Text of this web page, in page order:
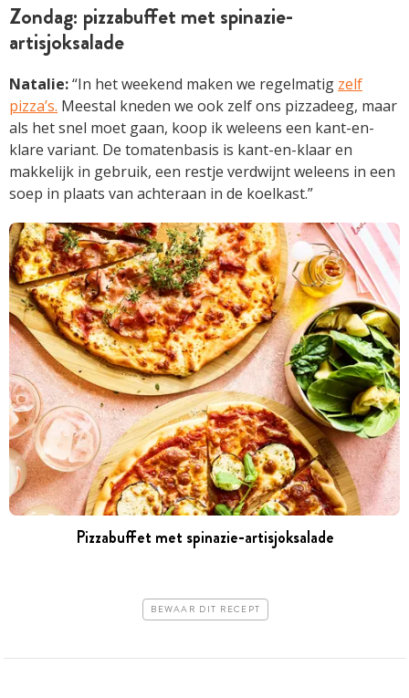
Zondag: pizzabuffet met spinazie-
artisjoksalade
Natalie:“In het weekend maken we regelmatig zelf
pizza’s. Meestal kneden we ook zelf ons pizzadeeg, maar
als het snel moet gaan, koop ik weleens een kant-en-
klare variant. De tomatenbasis is kant-en-klaar en
makkelijk in gebruik, een restje verdwijnt weleens in een
soep in plaats van achteraan in de koelkast.”
Pizzabuffet met ­spinazie-­artisjok­salade
BEWAAR DIT RECEPT